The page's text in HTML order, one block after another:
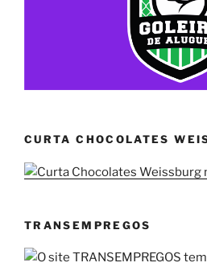
CURTA CHOCOLATES
TRANSEMPREGOS